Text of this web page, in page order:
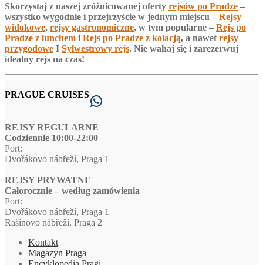
Skorzystaj z naszej zróżnicowanej oferty rejsów po Pradze –
wszystko wygodnie i przejrzyście w jednym miejscu – Rejsy
widokowe, rejsy gastronomiczne, w tym popularne – Rejs po
Pradze z lunchem i Rejs po Pradze z kolacją, a nawet rejsy
przygodowe I Sylwestrowy rejs. Nie wahaj się i zarezerwuj
idealny rejs na czas!
PRAGUE CRUISESWhatsApp
REJSY REGULARNE
Codziennie 10:00-22:00
Port:
Dvořákovo nábřeží, Praga 1
REJSY PRYWATNE
Całorocznie – według zamówienia
Port:
Dvořákovo nábřeží, Praga 1
Rašínovo nábřeží, Praga 2
Kontakt
Magazyn Praga